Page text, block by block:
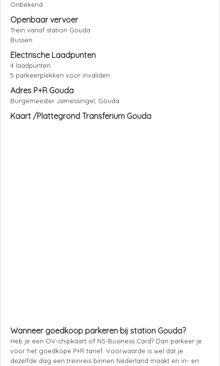
Onbekend
Openbaar vervoer
Trein vanaf station Gouda.
Bussen
Electrische Laadpunten
4 laadpunten
5 parkeerplekken voor invaliden
Adres P+R Gouda
Burgemeester Jamessingel, Gouda
Kaart /Plattegrond Transferium Gouda
Wanneer goedkoop parkeren bij station Gouda?
Heb je een OV-chipkaart of NS-Business Card? Dan parkeer je
voor het goedkope P+R tarief. Voorwaarde is wel dat je
dezelfde dag een treinreis binnen Nederland maakt en in- en